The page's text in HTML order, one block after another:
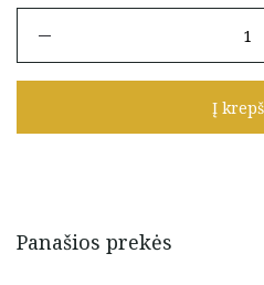
Auksiniai
"Gėlytės"
Į
Panašios prekės